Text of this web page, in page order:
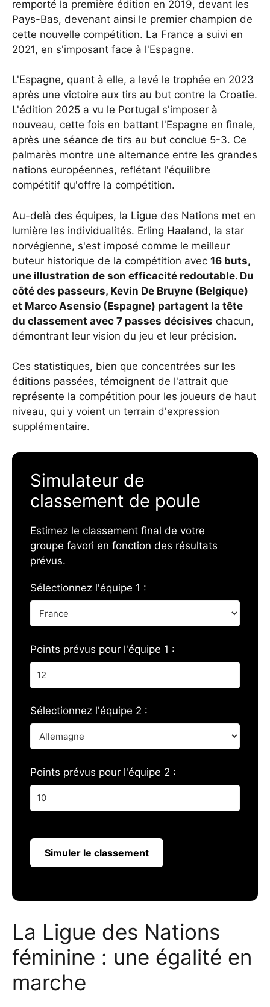
remporté la première édition en 2019, devant les
Pays-Bas, devenant ainsi le premier champion de
cette nouvelle compétition. La France a suivi en
2021, en s'imposant face à l'Espagne.
L'Espagne, quant à elle, a levé le trophée en 2023
après une victoire aux tirs au but contre la Croatie.
L'édition 2025 a vu le Portugal s'imposer à
nouveau, cette fois en battant l'Espagne en finale,
après une séance de tirs au but conclue 5-3. Ce
palmarès montre une alternance entre les grandes
nations européennes, reflétant l'équilibre
compétitif qu'offre la compétition.
Au-delà des équipes, la Ligue des Nations met en
lumière les individualités. Erling Haaland, la star
norvégienne, s'est imposé comme le meilleur
buteur historique de la compétition avec 16 buts,
une illustration de son efficacité redoutable. Du
côté des passeurs, Kevin De Bruyne (Belgique)
et Marco Asensio (Espagne) partagent la tête
du classement avec 7 passes décisives chacun,
démontrant leur vision du jeu et leur précision.
Ces statistiques, bien que concentrées sur les
éditions passées, témoignent de l'attrait que
représente la compétition pour les joueurs de haut
niveau, qui y voient un terrain d'expression
supplémentaire.
Simulateur de
classement de poule
Estimez le classement final de votre
groupe favori en fonction des résultats
prévus.
Sélectionnez l'équipe 1 :
Points prévus pour l'équipe 1 :
Sélectionnez l'équipe 2 :
Points prévus pour l'équipe 2 :
Simuler le classement
La Ligue des Nations
féminine : une égalité en
marche